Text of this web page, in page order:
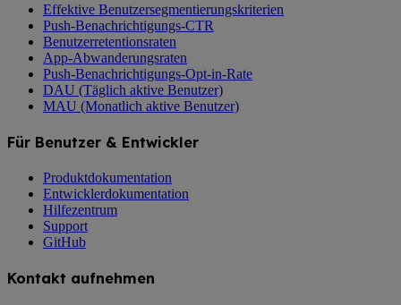
Effektive Benutzersegmentierungskriterien
Push-Benachrichtigungs-CTR
Benutzerretentionsraten
App-Abwanderungsraten
Push-Benachrichtigungs-Opt-in-Rate
DAU (Täglich aktive Benutzer)
MAU (Monatlich aktive Benutzer)
Für Benutzer & Entwickler
Produktdokumentation
Entwicklerdokumentation
Hilfezentrum
Support
GitHub
Kontakt aufnehmen